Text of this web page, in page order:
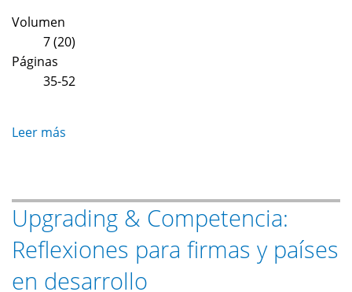
Volumen
7 (20)
Páginas
35-52
Leer más
en
las
cadenas
Upgrading & Competencia:
Reflexiones para firmas y países
en desarrollo